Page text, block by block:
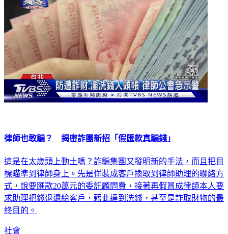
律師也敢騙？ 揭密詐團新招「假匯款真騙錢」
這是在太歲頭上動土嗎？詐騙集團又發明新的手法，而且把目
標瞄準到律師身上。先是佯裝成客戶換取到律師助理的聯絡方
式，說要匯款20萬元的委託顧問費，接著再假冒成律師本人要
求助理把錢退還給客戶，藉此達到洗錢，甚至是詐取財物的最
終目的。
社會